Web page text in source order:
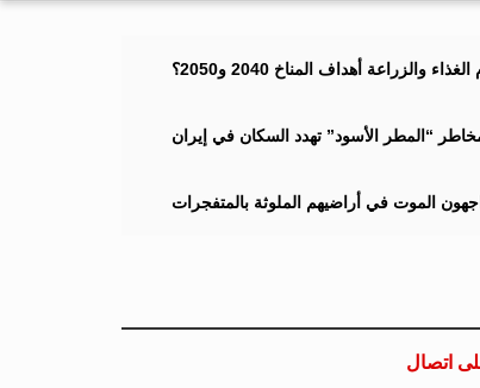
أهداف المناخ 2040 و2050؟
“المطر الأسود” تهدد السكان في إيران
الموت في أراضيهم الملوثة بالمتفجرات
اتصال